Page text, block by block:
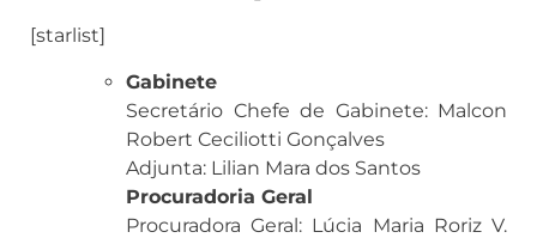
[starlist]
Gabinete
Secretário Chefe de Gabinete: Malcon
Robert Ceciliotti Gonçalves
Adjunta: Lilian Mara dos Santos
Procuradoria Geral
Procuradora Geral: Lúcia Maria Roriz V.